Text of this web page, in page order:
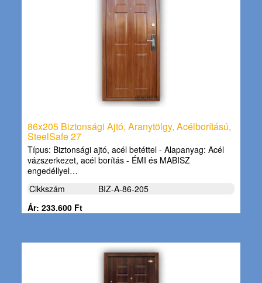
86x205 Biztonsági Ajtó, Aranytölgy, Acélborítású,
SteelSafe 27
Típus: Biztonsági ajtó, acél betéttel - Alapanyag: Acél
vázszerkezet, acél borítás - ÉMI és MABISZ
engedéllyel…
Cikkszám
BIZ-A-86-205
Ár: 233.600 Ft